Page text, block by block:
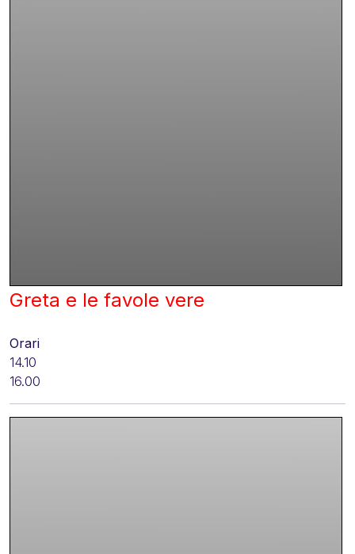
Greta e le favole vere
Orari
14.10
16.00